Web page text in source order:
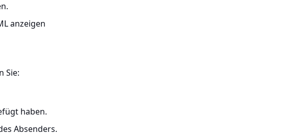
anzeigen
Sie:
haben.
Absenders.